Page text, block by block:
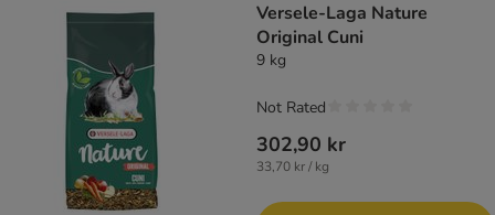
Versele-Laga Nature
Original Cuni
9 kg
302,90 kr
33,70 kr / kg
Not Rated